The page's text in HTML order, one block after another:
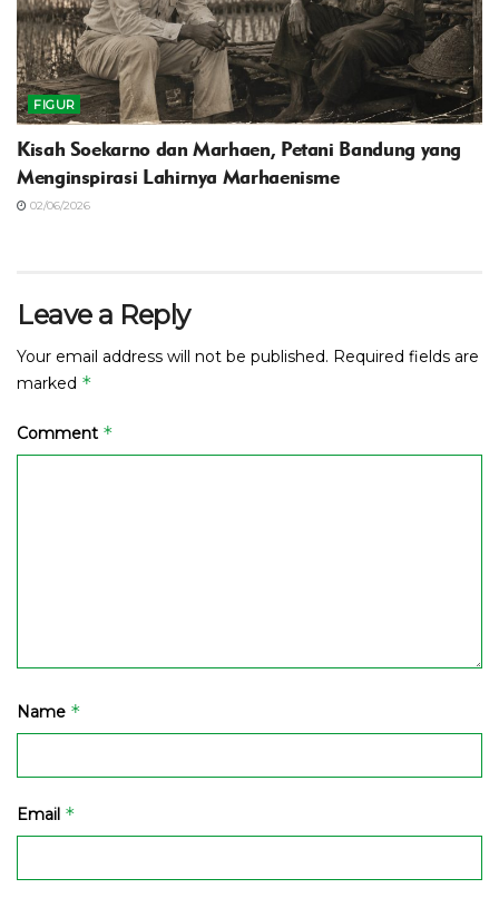
FIGUR
Kisah Soekarno dan Marhaen, Petani Bandung yang
Menginspirasi Lahirnya Marhaenisme
02/06/2026
Leave a Reply
Your email address will not be published. Required fields are
marked *
Comment *
Name *
Email *